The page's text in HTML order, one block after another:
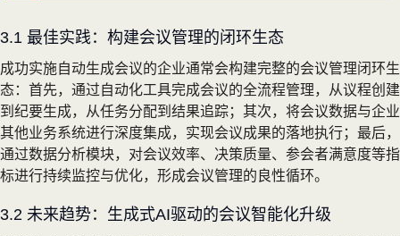
3.1 最佳实践：构建会议管理的闭环生态
成功实施自动生成会议的企业通常会构建完整的会议管理闭环生
态：首先，通过自动化工具完成会议的全流程管理，从议程创建
到纪要生成，从任务分配到结果追踪；其次，将会议数据与企业
其他业务系统进行深度集成，实现会议成果的落地执行；最后，
通过数据分析模块，对会议效率、决策质量、参会者满意度等指
标进行持续监控与优化，形成会议管理的良性循环。
3.2 未来趋势：生成式AI驱动的会议智能化升级